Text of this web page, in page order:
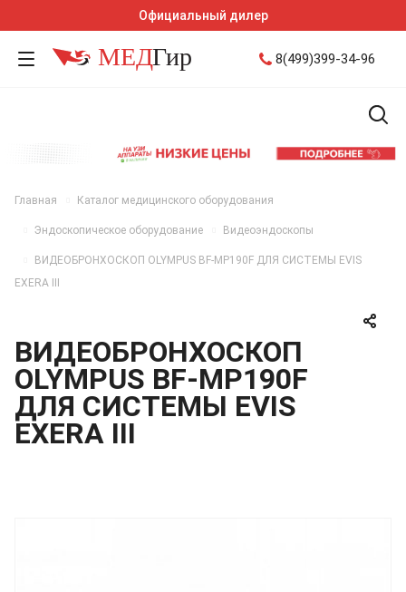
Официальный дилер
8(499)399-34-96
Главная Каталог медицинского оборудования
Эндоскопическое оборудование Видеоэндоскопы
ВИДЕОБРОНХОСКОП OLYMPUS BF-MP190F ДЛЯ СИСТЕМЫ EVIS
EXERA III
ВИДЕОБРОНХОСКОП
OLYMPUS BF-MP190F
ДЛЯ СИСТЕМЫ EVIS
EXERA III